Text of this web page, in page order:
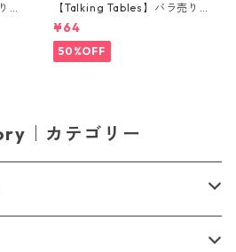
1
【Talking Tables】バラ売り1
枚 ランチサイズ ペーパーナプ
キン Moroccan Souk Tile Blu
e ホワイト モロッカンタイル
¥64
50%OFF
｜カテゴリー
り